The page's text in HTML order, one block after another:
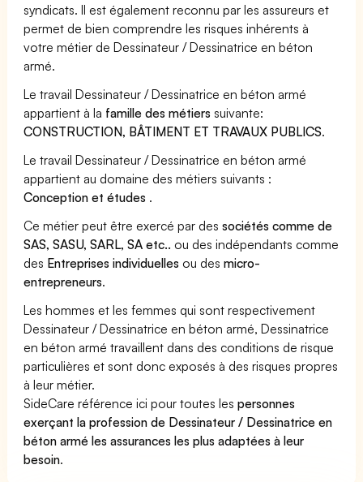
syndicats. Il est également reconnu par les assureurs et
permet de bien comprendre les risques inhérents à
votre métier de Dessinateur / Dessinatrice en béton
armé.
Le travail Dessinateur / Dessinatrice en béton armé
appartient à la famille des métiers suivante:
CONSTRUCTION, BÂTIMENT ET TRAVAUX PUBLICS.
Le travail Dessinateur / Dessinatrice en béton armé
appartient au domaine des métiers suivants :
Conception et études .
Ce métier peut être exercé par dessociétés comme de
SAS, SASU, SARL, SA etc.. ou des indépendants comme
des Entreprises individuelles ou desmicro-
entrepreneurs.
Les hommes et les femmes qui sont respectivement
Dessinateur / Dessinatrice en béton armé, Dessinatrice
en béton armé travaillent dans des conditions de risque
particulières et sont donc exposés à des risques propres
à leur métier.
SideCare référence ici pour toutes lespersonnes
exerçant la profession de Dessinateur / Dessinatrice en
béton armé les assurances les plus adaptées à leur
besoin.